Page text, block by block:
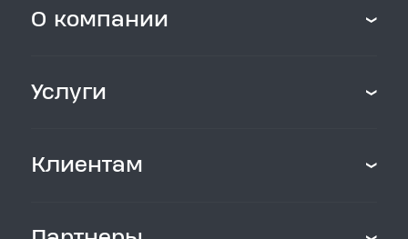
О компании
Услуги
Клиентам